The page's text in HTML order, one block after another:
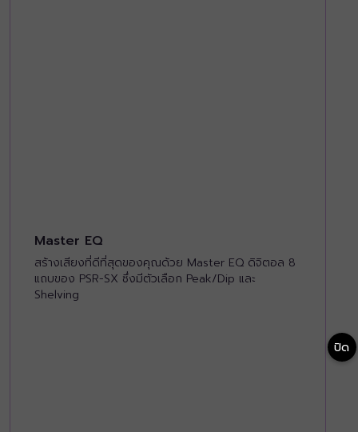
Master EQ
สร้างเสียงที่ดีที่สุดของคุณด้วย Master EQ ดิจิตอล 8
แถบของ PSR-SX ซึ่งมีตัวเลือก Peak/Dip และ
Shelving
ปิด